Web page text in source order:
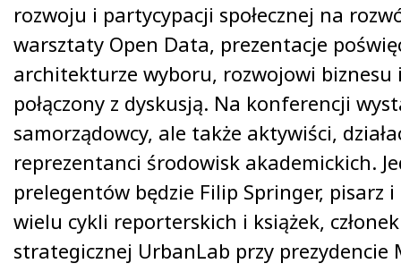
rozwoju i partycypacji społecznej na
warsztaty Open Data, prezentacje
architekturze wyboru, rozwojowi biznesu
połączony z dyskusją. Na konferencji
samorządowcy, ale także aktywiści,
reprezentanci środowisk akademickich.
prelegentów będzie Filip Springer,
wielu cykli reporterskich i książek,
strategicznej UrbanLab przy prezydencie